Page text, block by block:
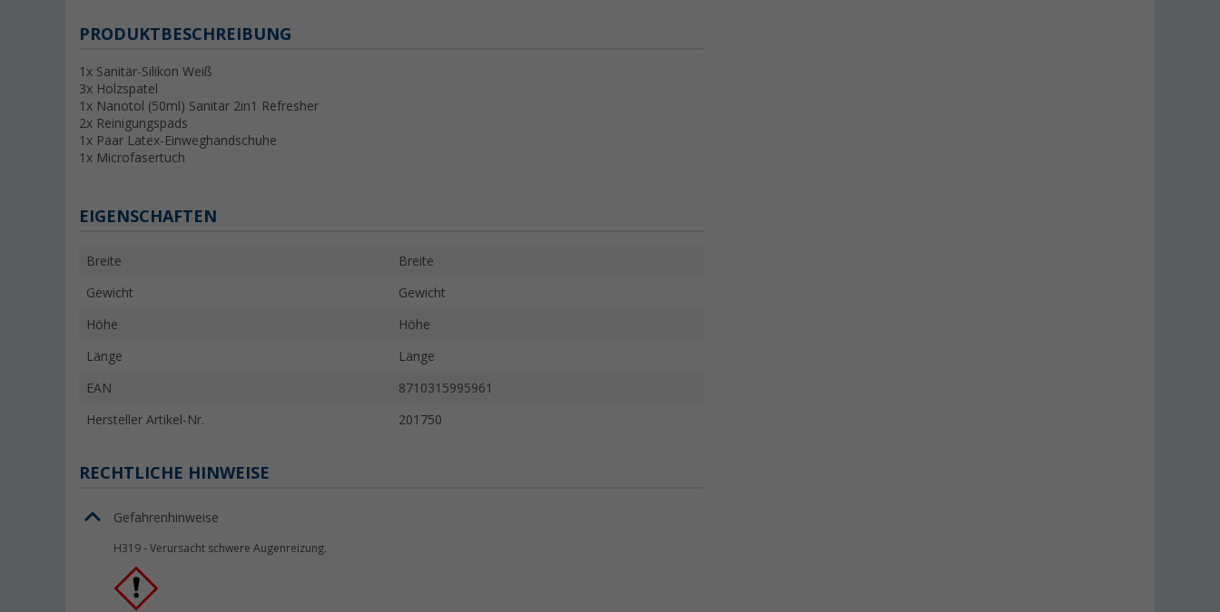
PRODUKTBESCHREIBUNG
1x Sanitär-Silikon Weiß
3x Holzspatel
1x Nanotol (50ml) Sanitär 2in1 Refresher
2x Reinigungspads
1x Paar Latex-Einweghandschuhe
1x Microfasertuch
EIGENSCHAFTEN
Breite Breite
Gewicht Gewicht
Höhe Höhe
Länge Länge
EAN 8710315995961
Hersteller Artikel-Nr. 201750
RECHTLICHE HINWEISE
Gefahrenhinweise
H319 - Verursacht schwere Augenreizung.